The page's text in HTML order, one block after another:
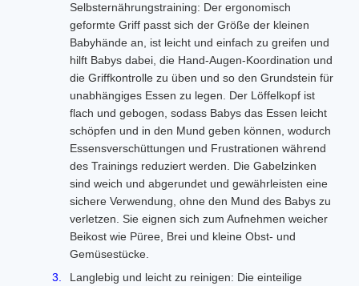
Selbsternährungstraining: Der ergonomisch
geformte Griff passt sich der Größe der kleinen
Babyhände an, ist leicht und einfach zu greifen und
hilft Babys dabei, die Hand-Augen-Koordination und
die Griffkontrolle zu üben und so den Grundstein für
unabhängiges Essen zu legen. Der Löffelkopf ist
flach und gebogen, sodass Babys das Essen leicht
schöpfen und in den Mund geben können, wodurch
Essensverschüttungen und Frustrationen während
des Trainings reduziert werden. Die Gabelzinken
sind weich und abgerundet und gewährleisten eine
sichere Verwendung, ohne den Mund des Babys zu
verletzen. Sie eignen sich zum Aufnehmen weicher
Beikost wie Püree, Brei und kleine Obst- und
Gemüsestücke.
Langlebig und leicht zu reinigen: Die einteilige